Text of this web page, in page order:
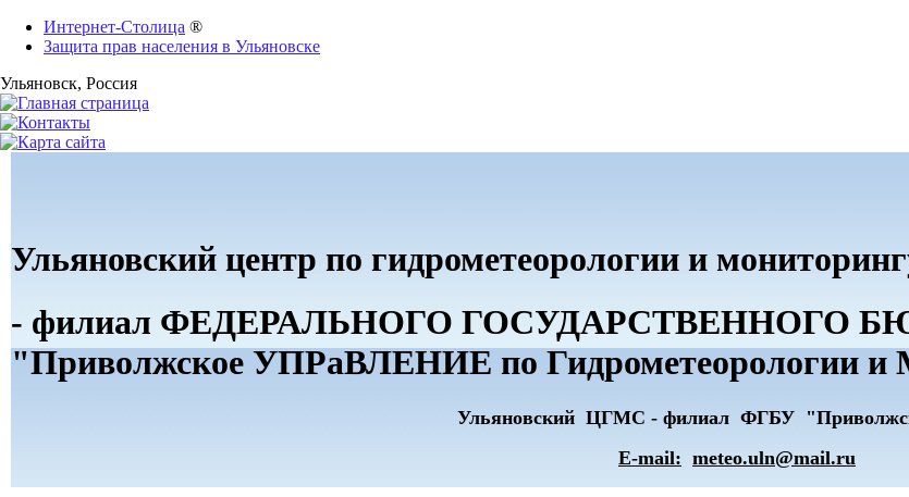
Интернет-Столица ®
Защита прав населения в Ульяновске
Ульяновск, Россия
Ульяновский центр по гидрометеорологии и
- филиал ФЕДЕРАЛЬНОГО ГОСУДАРСТВЕННОГО
"Приволжское УПРаВЛЕНИЕ по Гидрометеорологии
Ульяновский ЦГМС - филиал ФГБУ
E-mail: meteo.uln@mail.ru